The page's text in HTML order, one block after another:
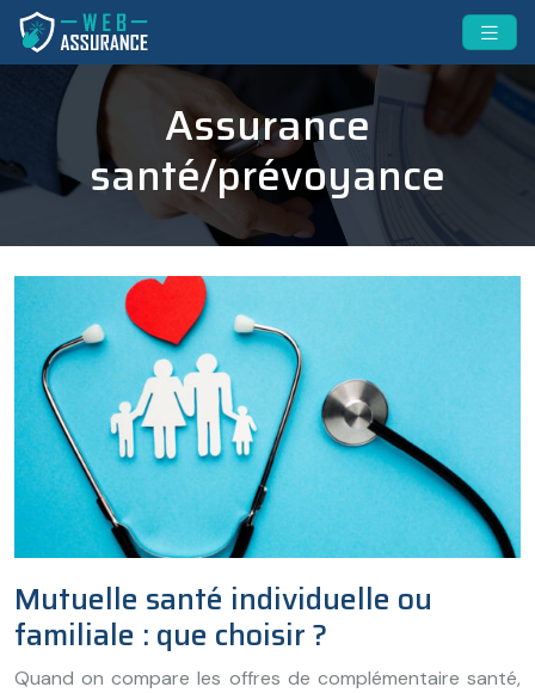
Assurance
santé/prévoyance
Mutuelle santé individuelle ou
familiale : que choisir ?
Quand on compare les offres de complémentaire santé,